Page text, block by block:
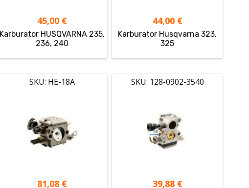
45,00 €
Karburator HUSQVARNA 235,
236, 240
44,00 €
Karburator Husqvarna 323,
325
SKU: HE-18A
81,08 €
SKU: 128-0902-3540
39,88 €